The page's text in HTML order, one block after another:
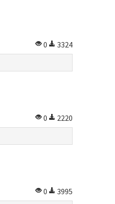
0
3324
0
2220
0 3995